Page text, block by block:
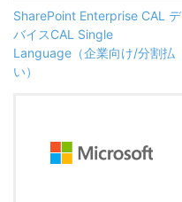
SharePoint Enterprise CAL デ
バイスCAL Single
Language（企業向け/分割払
い）